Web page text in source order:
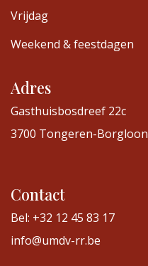
Vrijdag
Weekend & feestdagen
Adres
Gasthuisbosdreef 22c
3700 Tongeren-Borgloon
Contact
Bel: +32 12 45 83 17
info@umdv-rr.be